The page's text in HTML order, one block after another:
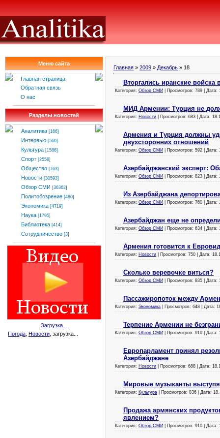
Меню сайта
Главная страница
Обратная связь
О нас
Разделы новостей
Аналитика [166]
Интервью [560]
Культура [1586]
Спорт [2558]
Общество [763]
Новости [30593]
Обзор СМИ [36362]
Политобозрение [480]
Экономика [4719]
Наука [1795]
Библиотека [414]
Сотрудничество [3]
Загрузка...
Погода Новости , загрузка...
Главная » 2009 » Декабрь » 18
Вторгались иранские войска
Категория: Обзор СМИ | Просмотров: 789 | Дата:
МИД Армении: Турция не
Категория: Новости | Просмотров: 683 | Дата:
Армения и Турция должны
двухсторонних отношений
Категория: Обзор СМИ | Просмотров: 592 | Дата:
Азербайджанский эксперт:
Категория: Обзор СМИ | Просмотров: 823 | Дата:
Из Азербайджана
Категория: Обзор СМИ | Просмотров: 760 | Дата:
Азербайджан еще не
Категория: Обзор СМИ | Просмотров: 634 | Дата:
Армения готовится к
Категория: Новости | Просмотров: 750 | Дата:
Сколько веревочке виться?
Категория: Обзор СМИ | Просмотров: 835 | Дата:
Пассажиропоток между
Категория: Экономика | Просмотров: 648 | Дата:
Терпение Армении не
Категория: Обзор СМИ | Просмотров: 910 | Дата:
Европарламент принял
Азербайджане
Категория: Новости | Просмотров: 688 | Дата:
Мировые музыканты
Категория: Культура | Просмотров: 836 | Дата:
Продажа армянских
явлением?
Категория: Обзор СМИ | Просмотров: 910 | Дата: